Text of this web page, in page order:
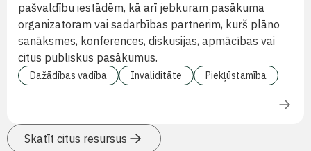
pašvaldību iestādēm, kā arī jebkuram pasākuma
organizatoram vai sadarbības partnerim, kurš plāno
sanāksmes, konferences, diskusijas, apmācības vai
citus publiskus pasākumus.
Dažādības vadība Invaliditāte Piekļūstamība
Skatīt citus resursus